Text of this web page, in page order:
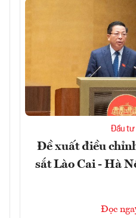
Đầu tư
Đề xuất điều
sắt Lào Cai - Hà
Đọc